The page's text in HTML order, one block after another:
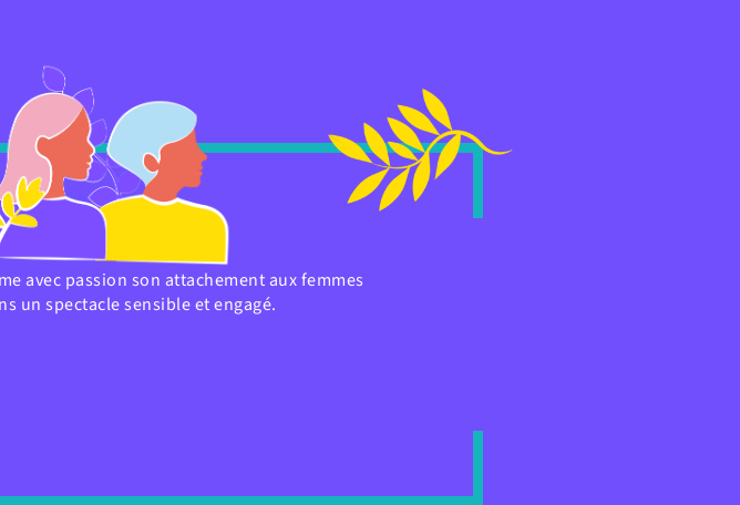
avec passion son attachement aux femmes
un spectacle sensible et engagé.